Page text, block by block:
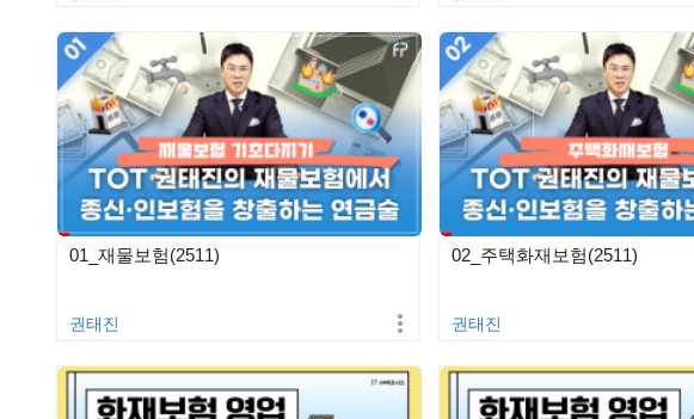
01_재물보험(2511)
권태진
02_주택화재보험(2511)
권태진